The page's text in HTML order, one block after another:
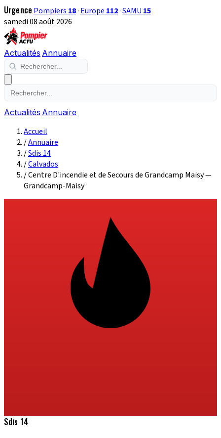
Urgence Pompiers 18· Europe 112·SAMU 15
samedi 08 août 2026
Actualités Annuaire
Actualités Annuaire
Accueil
/Annuaire
/Sdis 14
/Calvados
/Centre D'incendie et de Secours de Grandcamp Maisy —
Grandcamp-Maisy
Sdis 14